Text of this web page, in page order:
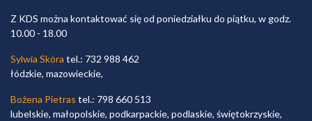
Z KDS można kontaktować się od poniedziałku do piątku, w godz.
10.00 - 18.00
Sylwia Skóra tel.: 732 988 462
łódzkie, mazowieckie,
Bożena Pietras tel.: 798 660 513
lubelskie, małopolskie, podkarpackie, podlaskie, świętokrzyskie,